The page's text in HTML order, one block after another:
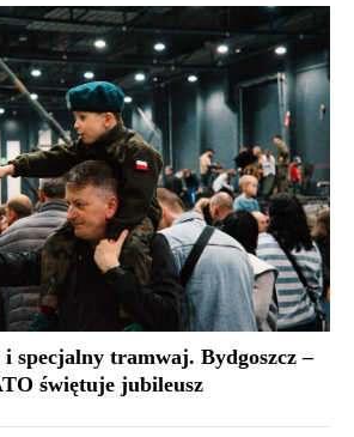
specjalny tramwaj. Bydgoszcz –
świętuje jubileusz